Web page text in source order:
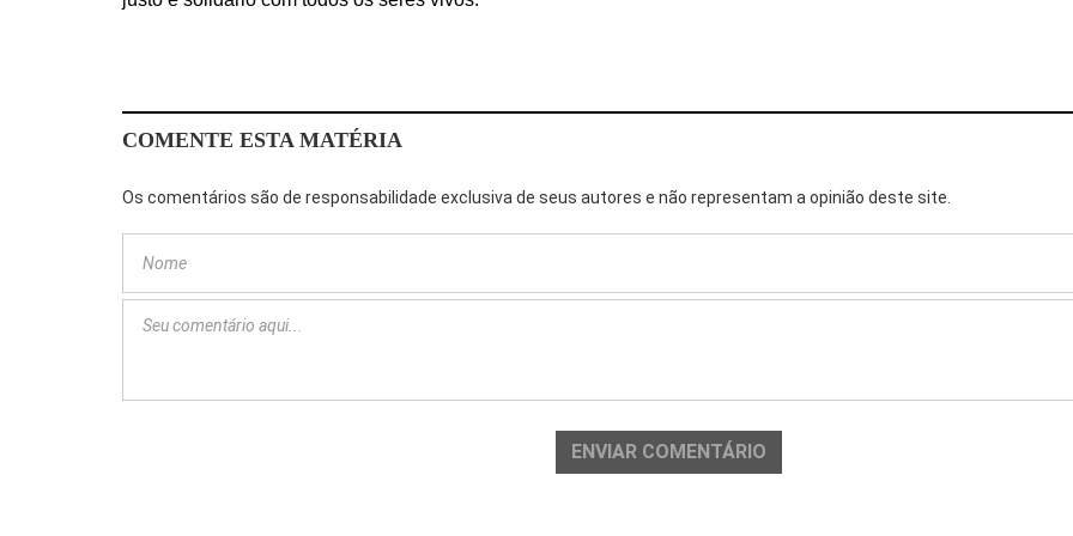
COMENTE ESTA MATÉRIA
Os comentários são de responsabilidade exclusiva de seus autores e não representam a opinião deste site.
ENVIAR COMENTÁRIO